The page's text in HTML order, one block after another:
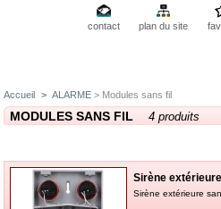
contact plan du site
Accueil > ALARME > Modules sans fil
MODULES SANS FIL 4 produits
Sirène
Sirène extérieure